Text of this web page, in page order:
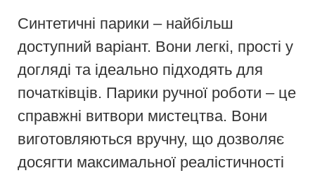
Синтетичні парики – найбільш
доступний варіант. Вони легкі, прості у
догляді та ідеально підходять для
початківців. Парики ручної роботи – це
справжні витвори мистецтва. Вони
виготовляються вручну, що дозволяє
досягти максимальної реалістичності